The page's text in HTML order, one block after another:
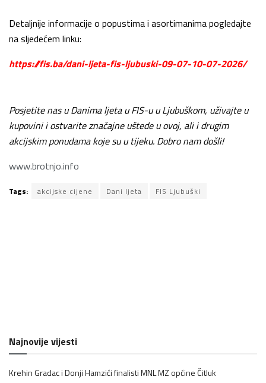
Detaljnije informacije o popustima i asortimanima pogledajte
na sljedećem linku:
https://fis.ba/dani-ljeta-fis-ljubuski-09-07-10-07-2026/
Posjetite nas u Danima ljeta u FIS-u u Ljubuškom, uživajte u
kupovini i ostvarite značajne uštede u ovoj, ali i drugim
akcijskim ponudama koje su u tijeku. Dobro nam došli!
www.brotnjo.info
Tags: akcijske cijene Dani ljeta FIS Ljubuški
Najnovije vijesti
Krehin Gradac i Donji Hamzići finalisti MNL MZ općine Čitluk